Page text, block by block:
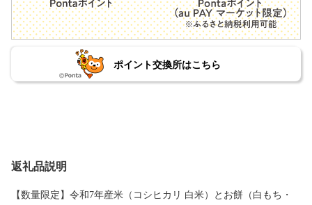
ポイント交換所はこちら
返礼品説明
【数量限定】令和7年産米（コシヒカリ 白米）とお餅（白もち・